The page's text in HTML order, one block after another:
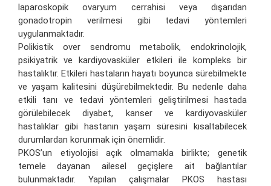
laparoskopik ovaryum cerrahisi veya dışarıdan
gonadotropin verilmesi gibi tedavi yöntemleri
uygulanmaktadır.
Polikistik over sendromu metabolik, endokrinolojik,
psikiyatrik ve kardiyovasküler etkileri ile kompleks bir
hastalıktır. Etkileri hastaların hayatı boyunca sürebilmekte
ve yaşam kalitesini düşürebilmektedir. Bu nedenle daha
etkili tanı ve tedavi yöntemleri geliştirilmesi hastada
görülebilecek diyabet, kanser ve kardiyovasküler
hastalıklar gibi hastanın yaşam süresini kısaltabilecek
durumlardan korunmak için önemlidir.
PKOS’un etiyolojisi açık olmamakla birlikte; genetik
temele dayanan ailesel geçişlere ait bağlantılar
bulunmaktadır. Yapılan çalışmalar PKOS hastası